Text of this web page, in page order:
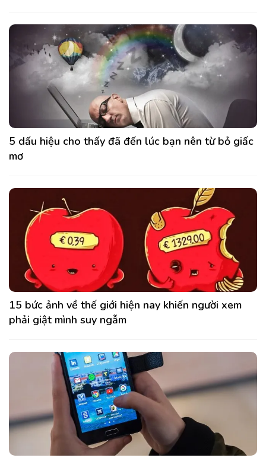
5 dấu hiệu cho thấy đã đến lúc bạn nên từ bỏ giấc
mơ
15 bức ảnh về thế giới hiện nay khiến người xem
phải giật mình suy ngẫm